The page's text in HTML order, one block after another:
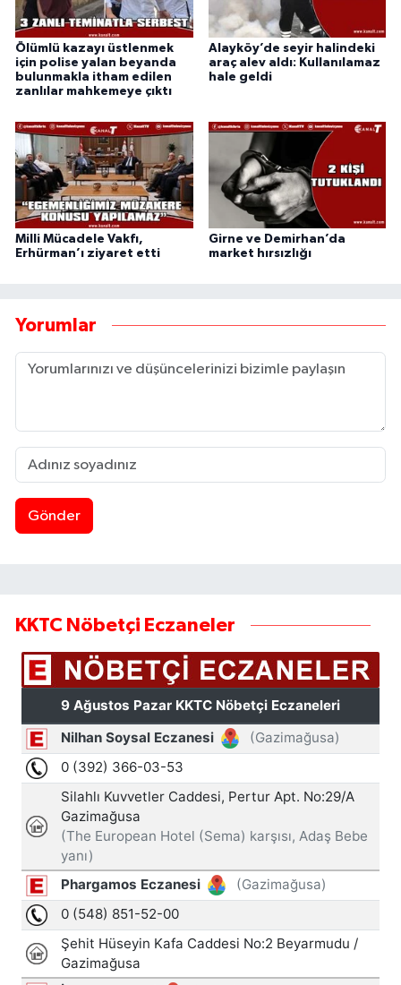
Ölümlü kazayı üstlenmek
için polise yalan beyanda
bulunmakla itham edilen
zanlılar mahkemeye çıktı
Alayköy’de seyir halindeki
araç alev aldı: Kullanılamaz
hale geldi
Milli Mücadele Vakfı,
Erhürman’ı ziyaret etti
Girne ve Demirhan’da
market hırsızlığı
Yorumlar
Gönder
KKTC Nöbetçi Eczaneler